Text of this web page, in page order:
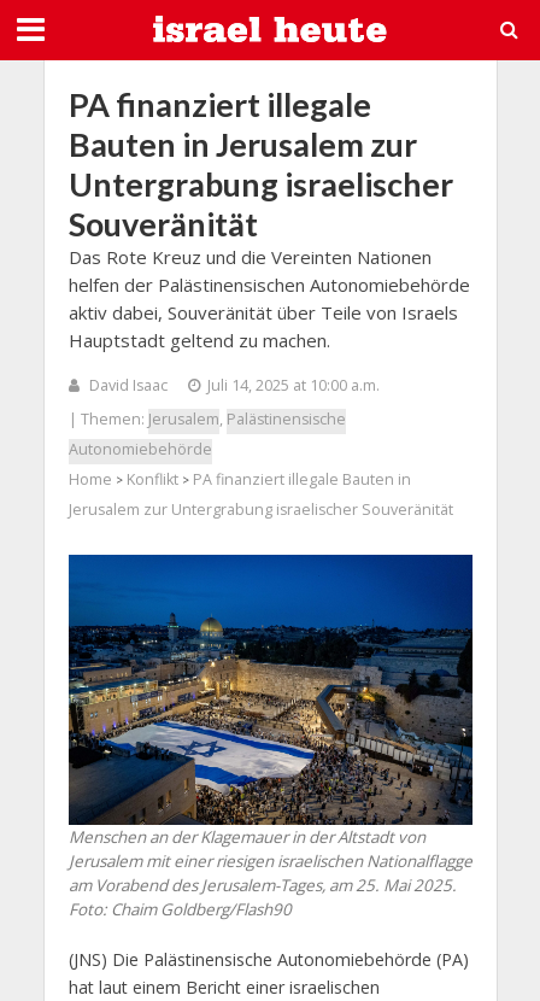
PA finanziert illegale
Bauten in Jerusalem zur
Untergrabung israelischer
Souveränität
Das Rote Kreuz und die Vereinten Nationen
helfen der Palästinensischen Autonomiebehörde
aktiv dabei, Souveränität über Teile von Israels
Hauptstadt geltend zu machen.
David Isaac
Juli 14, 2025 at 10:00 a.m.
| Themen: Jerusalem, Palästinensische
Autonomiebehörde
Home > Konflikt> PA finanziert illegale Bauten in
Jerusalem zur Untergrabung israelischer Souveränität
Menschen an der Klagemauer in der Altstadt von
Jerusalem mit einer riesigen israelischen Nationalflagge
am Vorabend des Jerusalem-Tages, am 25. Mai 2025.
Foto: Chaim Goldberg/Flash90
(JNS) Die Palästinensische Autonomiebehörde (PA)
hat laut einem Bericht einer israelischen